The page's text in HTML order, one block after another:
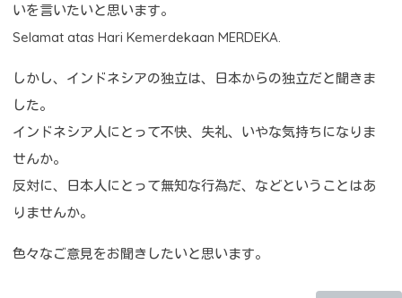
いを言いたいと思います。
Selamat atas Hari Kemerdekaan MERDEKA.
しかし、インドネシアの独立は、日本からの独立だと聞きま
した。
インドネシア人にとって不快、失礼、いやな気持ちになりま
せんか。
反対に、日本人にとって無知な行為だ、などということはあ
りませんか。
色々なご意見をお聞きしたいと思います。